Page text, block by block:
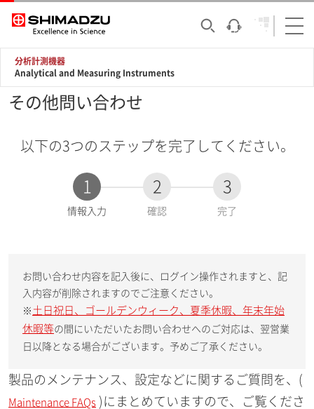
分析計測機器
Analytical and Measuring Instruments
その他問い合わせ
以下の3つのステップを完了してください。
1
現
情報入力
2
確認
3
完了
お問い合わせ内容を記入後に、ログイン操作されますと、記
入内容が削除されますのでご注意ください。
※ 土日祝日、ゴールデンウィーク、夏季休暇、年末年始
休暇等の間にいただいたお問い合わせへのご対応は、翌営業
日以降となる場合がございます。予めご了承ください。
製品のメンテナンス、設定などに関するご質問を、(
Maintenance FAQs )にまとめていますので、ご覧くださ